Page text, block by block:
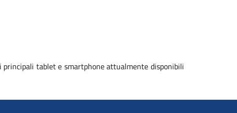
tablet e smartphone attualmente disponibili